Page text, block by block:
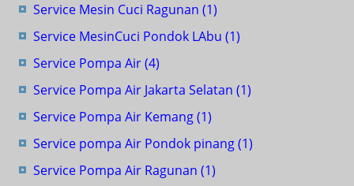
Service Mesin Cuci Ragunan (1)
Service MesinCuci Pondok LAbu (1)
Service Pompa Air(4)
Service Pompa Air Jakarta Selatan (1)
Service Pompa Air Kemang(1)
Service pompa Air Pondok pinang(1)
Service Pompa Air Ragunan (1)